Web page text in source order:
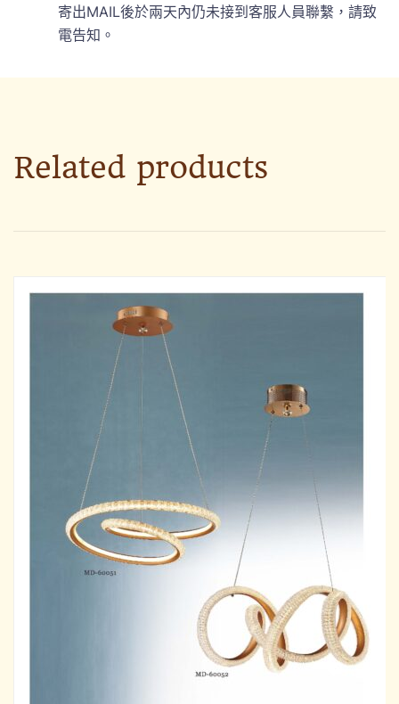
寄出MAIL後於兩天內仍未接到客服人員聯繫，請致
電告知。
Related products